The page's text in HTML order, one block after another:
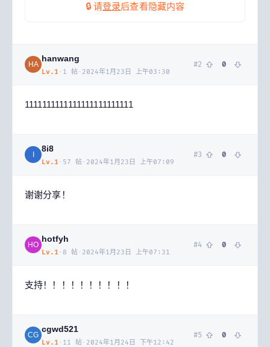
🔒 请登录后查看隐藏内容
HA
hanwang
Lv. 1 · 1 帖 · 2024年1月23日 上午03:30
#2 0
1111111111111111111111111
8i8
Lv. 1 · 57 帖 · 2024年1月23日 上午07:09
#3 0
谢谢分享！
HO
hotfyh
Lv. 1 · 8 帖 · 2024年1月23日 上午07:31
#4 0
支持！！！！！！！！！！
CG
cgwd521
Lv. 1 · 11 帖 · 2024年1月24日 下午12:42
#5 0